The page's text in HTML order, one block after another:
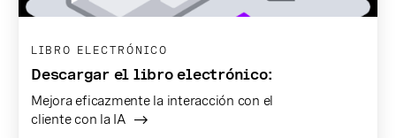
LIBRO ELECTRÓNICO
Descargar el libro electrónico:
Mejora eficazmente la interacción con el
cliente con la IA